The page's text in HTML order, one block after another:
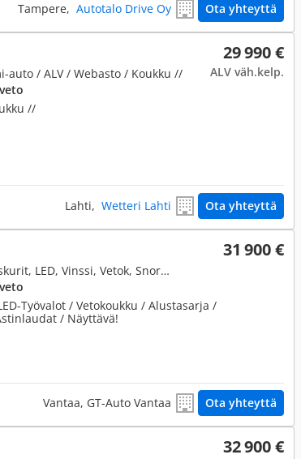
Tampere, Autotalo Drive Oy Ota yhteyttä
29 990 €
ALV väh.kelp.
auto / ALV / Webasto / Koukku //
//
Lahti, Wetteri Lahti Ota yhteyttä
31 900 €
2,5, 2.5TD 90 Pickup 4x4, BF M/T, Teräspuskurit, LED, Vinssi, Vetok, Snorkkeli, Röyhkeän ulkonäön omaava harvinaisuus!
Työvalot / Vetokoukku / Alustasarja /
/ Näyttävä!
Vantaa, GT-Auto Vantaa Ota yhteyttä
32 900 €